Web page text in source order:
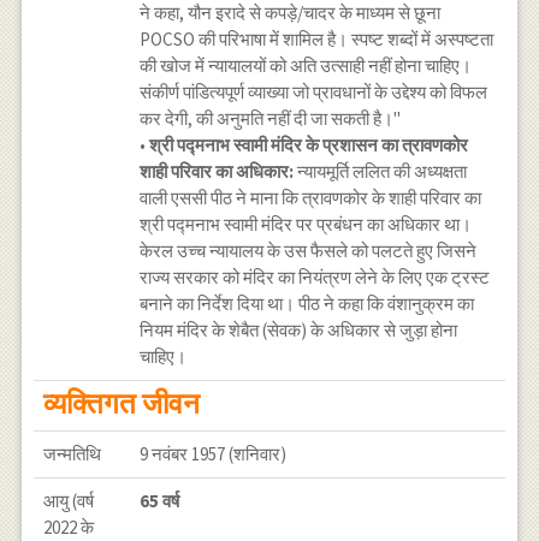
ने कहा, यौन इरादे से कपड़े/चादर के माध्यम से छूना
POCSO की परिभाषा में शामिल है। स्पष्ट शब्दों में अस्पष्टता
की खोज में न्यायालयों को अति उत्साही नहीं होना चाहिए।
संकीर्ण पांडित्यपूर्ण व्याख्या जो प्रावधानों के उद्देश्य को विफल
कर देगी, की अनुमति नहीं दी जा सकती है।"
• श्री पद्मनाभ स्वामी मंदिर के प्रशासन का त्रावणकोर
शाही परिवार का अधिकार:न्यायमूर्ति ललित की अध्यक्षता
वाली एससी पीठ ने माना कि त्रावणकोर के शाही परिवार का
श्री पद्मनाभ स्वामी मंदिर पर प्रबंधन का अधिकार था।
केरल उच्च न्यायालय के उस फैसले को पलटते हुए जिसने
राज्य सरकार को मंदिर का नियंत्रण लेने के लिए एक ट्रस्ट
बनाने का निर्देश दिया था। पीठ ने कहा कि वंशानुक्रम का
नियम मंदिर के शेबैत (सेवक) के अधिकार से जुड़ा होना
चाहिए।
व्यक्तिगत जीवन
जन्मतिथि 9 नवंबर 1957 (शनिवार)
आयु (वर्ष
2022 के
65 वर्ष